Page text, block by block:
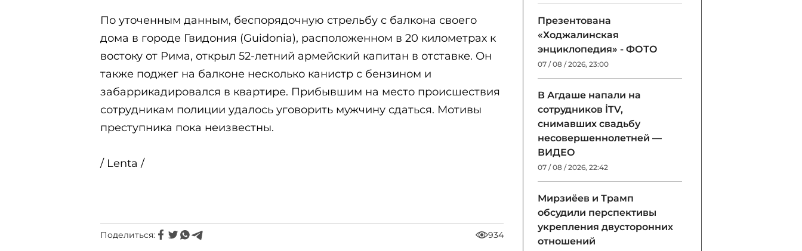
По уточенным данным, беспорядочную стрельбу с балкона своего
дома в городе Гвидония (Guidonia), расположенном в 20 километрах к
востоку от Рима, открыл 52-летний армейский капитан в отставке. Он
также поджег на балконе несколько канистр с бензином и
забаррикадировался в квартире. Прибывшим на место происшествия
сотрудникам полиции удалось уговорить мужчину сдаться. Мотивы
преступника пока неизвестны.
/ Lenta /
Поделиться: 934
Презентована
«Ходжалинская
энциклопедия» - ФОТО
07 / 08 / 2026, 23:00
В Агдаше напали на
сотрудников İTV,
снимавших свадьбу
несовершеннолетней —
ВИДЕО
07 / 08 / 2026, 22:42
Мирзиёев и Трамп
обсудили перспективы
укрепления двусторонних
отношений